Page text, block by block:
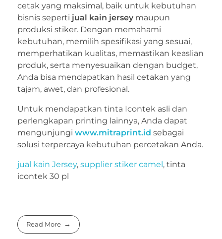
cetak yang maksimal, baik untuk kebutuhan
bisnis seperti jual kain jersey maupun
produksi stiker. Dengan memahami
kebutuhan, memilih spesifikasi yang sesuai,
memperhatikan kualitas, memastikan keaslian
produk, serta menyesuaikan dengan budget,
Anda bisa mendapatkan hasil cetakan yang
tajam, awet, dan profesional.
Untuk mendapatkan tinta Icontek asli dan
perlengkapan printing lainnya, Anda dapat
mengunjungi www.mitraprint.id sebagai
solusi terpercaya kebutuhan percetakan Anda.
jual kain Jersey, supplier stiker camel, tinta
icontek 30 pl
Read More